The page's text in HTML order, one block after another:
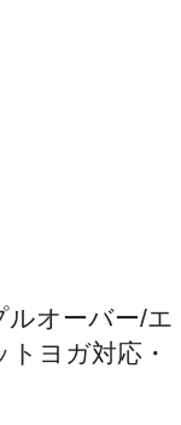
オーバー/エ
ヨガ対応・